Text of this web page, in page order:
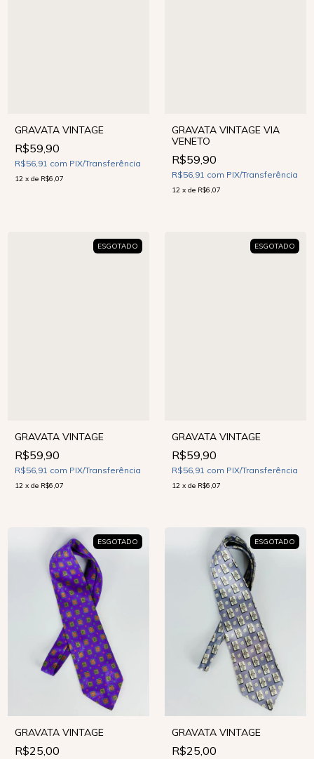
GRAVATA VINTAGE
R$59,90
R$56,91 com PIX/Transferência
12 x de R$6,07
GRAVATA VINTAGE VIA
VENETO
R$59,90
R$56,91 com PIX/Transferência
12 x de R$6,07
ESGOTADO
GRAVATA VINTAGE
R$59,90
R$56,91 com PIX/Transferência
12 x de R$6,07
ESGOTADO
GRAVATA VINTAGE
R$59,90
R$56,91 com PIX/Transferência
12 x de R$6,07
ESGOTADO
GRAVATA VINTAGE
R$25,00
ESGOTADO
GRAVATA VINTAGE
R$25,00